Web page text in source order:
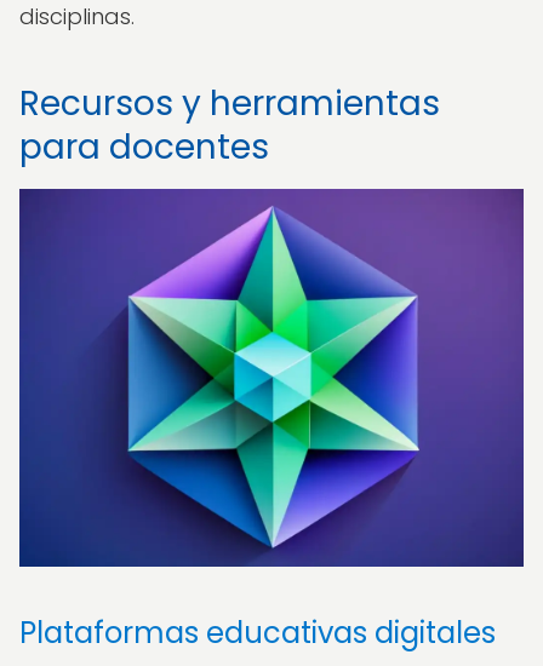
disciplinas.
Recursos y herramientas
para docentes
Plataformas educativas digitales